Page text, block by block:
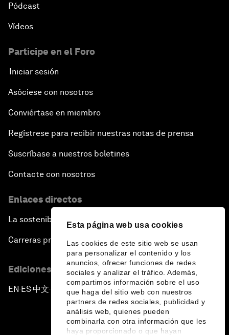
Esta página web usa cookies
Las cookies de este sitio web se usan
para personalizar el contenido y los
anuncios, ofrecer funciones de redes
sociales y analizar el tráfico. Además,
compartimos información sobre el uso
que haga del sitio web con nuestros
partners de redes sociales, publicidad y
análisis web, quienes pueden
combinarla con otra información que les
haya proporcionado o que hayan
Pódcast
Vídeos
Participe en el Foro
Iniciar sesión
Asóciese con nosotros
Conviértase en miembro
Regístrese para recibir nuestras notas de prensa
Suscríbase a nuestros boletines
Contacte con nosotros
Enlaces directos
La sostenibilidad en el Foro
Carreras profesionales
Ediciones en otros idiomas
EN ▪ES▪中文▪ 日本語